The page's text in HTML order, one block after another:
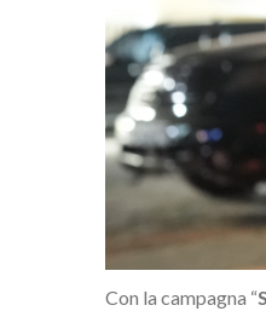
Con la campagna “